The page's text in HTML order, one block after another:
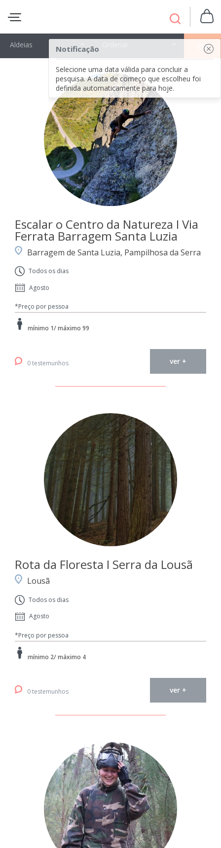
Notificação
Selecione uma data válida para concluir a
pesquisa. A data de começo que escolheu foi
definida automaticamente para hoje.
OK
Aldeias
Escalar o Centro da Natureza I Via
Ferrata Barragem Santa Luzia
Barragem de Santa Luzia, Pampilhosa da Serra
Todos os dias
Agosto
*Preço por pessoa
mínimo 1/ máximo 99
0 testemunhos ver +
Rota da Floresta I Serra da Lousã
Lousã
Todos os dias
Agosto
*Preço por pessoa
mínimo 2/ máximo 4
0 testemunhos ver +